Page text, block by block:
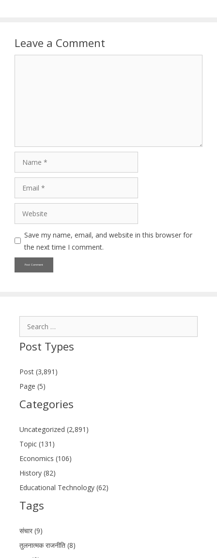
Leave a Comment
Save my name, email, and website in this browser for
the next time I comment.
Post Types
Post (3,891)
Page (5)
Categories
Uncategorized (2,891)
Topic (131)
Economics (106)
History (82)
Educational Technology (62)
Tags
संचार (9)
तुलनात्मक राजनीति (8)